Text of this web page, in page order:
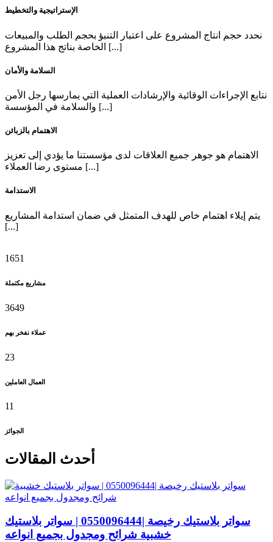
الإستراتيجية والتخطيط
نحدد حجم انتاج المشروع على اعتبار التنبؤ بحجم الطلب والمبيعات
الخاصة بناتج هذا المشروع [...]
السلامة والأمان
نتابع الإجراءات الوقائية والإرشادات العملية التي يمارسها رجل الأمن
والسلامة في المؤسسة [...]
الاهتمام بالزبائن
الاهتمام هو جوهر جميع العلاقات لدى مؤسستنا ما يؤدي إلى تعزيز
مستوى رضا العملاء [...]
الاستدامة
يتم إيلاء اهتمام خاص للهدف المتمثل في ضمان استدامة المشاريع
[...]
1651
مشاريع مكتملة
3649
عملاء نفخر بهم
23
العمال العاملين
11
الجوائز
أحدث المقالات
سواتر بلاستيك رخيصة |0550096444 | سواتر بلاستيك
خشبية شرائح ومجدول بجميع انواعه